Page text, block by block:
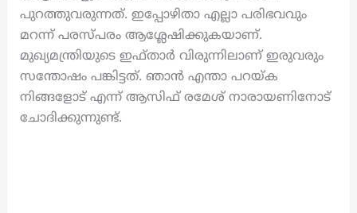
പുറത്തുവരുന്നത്. ഇപ്പോഴിതാ എല്ലാ പരിഭവവും
മറന്ന് പരസ്പരം ആശ്ലേഷിക്കുകയാണ്.
മുഖ്യമന്ത്രിയുടെ ഇഫ്താര്‍ വിരുന്നിലാണ് ഇരുവരും
സന്തോഷം പങ്കിട്ടത്. ഞാന്‍ എന്താ പറയ്ക
നിങ്ങളോട് എന്ന് ആസിഫ് രമേശ് നാരായണിനോട്
ചോദിക്കുന്നുണ്ട്.